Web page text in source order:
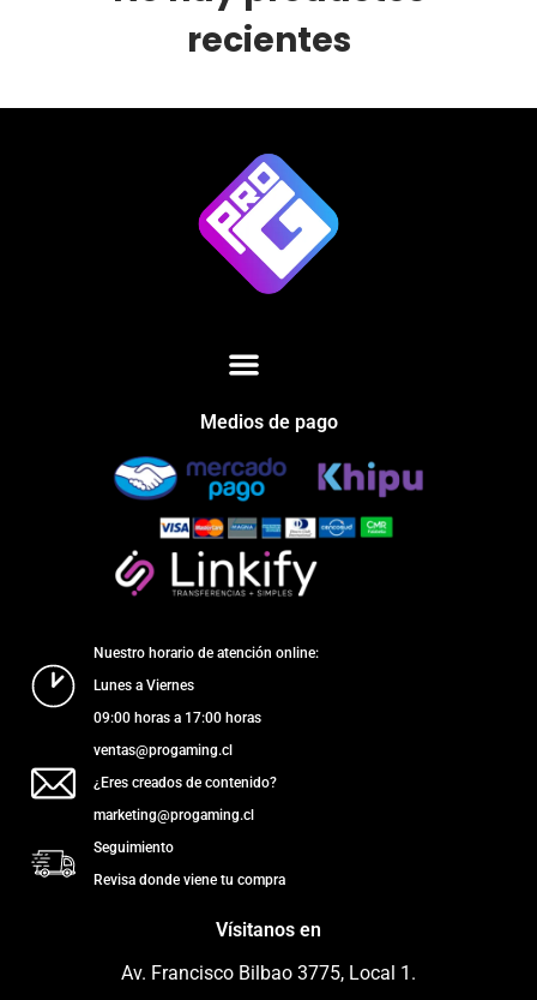
recientes
Medios de pago
Nuestro horario de atención online:
Lunes a Viernes
09:00 horas a 17:00 horas
ventas@progaming.cl
¿Eres creados de contenido?
marketing@progaming.cl
Seguimiento
Revisa donde viene tu compra
Vísitanos en
Av. Francisco Bilbao 3775, Local 1.